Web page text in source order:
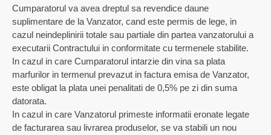
Cumparatorul va avea dreptul sa revendice daune
suplimentare de la Vanzator, cand este permis de lege, in
cazul neindeplinirii totale sau partiale din partea vanzatorului a
executarii Contractului in conformitate cu termenele stabilite.
In cazul in care Cumparatorul intarzie din vina sa plata
marfurilor in termenul prevazut in factura emisa de Vanzator,
este obligat la plata unei penalitati de 0,5% pe zi din suma
datorata.
In cazul in care Vanzatorul primeste informatii eronate legate
de facturarea sau livrarea produselor, se va stabili un nou